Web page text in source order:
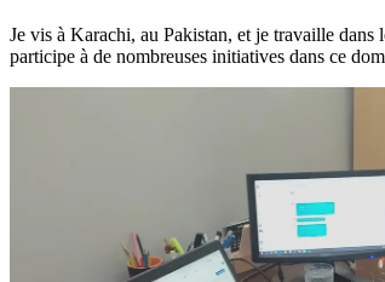
Je vis à Karachi, au Pakistan, et je travaille
participe à de nombreuses initiatives dans ce